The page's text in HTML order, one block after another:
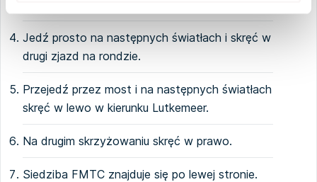
Jedź prosto na następnych światłach i skręć w
drugi zjazd na rondzie.
Przejedź przez most i na następnych światłach
skręć w lewo w kierunku Lutkemeer.
Na drugim skrzyżowaniu skręć w prawo.
Siedziba FMTC znajduje się po lewej stronie.